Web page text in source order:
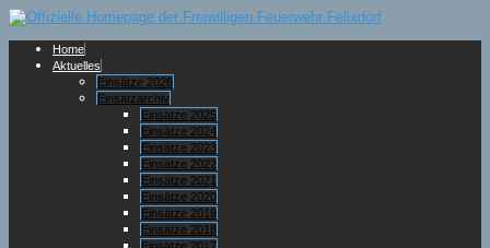
Home
Aktuelles
Einsätze 2026
Einsatzarchiv
Einsätze 2025
Einsätze 2024
Einsätze 2023
Einsätze 2022
Einsätze 2021
Einsätze 2020
Einsätze 2019
Einsätze 2018